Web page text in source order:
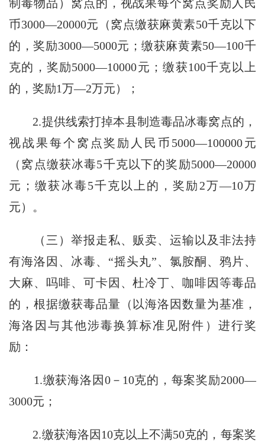
制毒物品）窝点的，视战果每个窝点奖励人民
币3000—20000元（窝点缴获麻黄素50千克以下
的，奖励3000—5000元；缴获麻黄素50—100千
克的，奖励5000—10000元；缴获100千克以上
的，奖励1万—2万元）；
2.提供线索打掉本县制造毒品冰毒窝点的，
视战果每个窝点奖励人民币5000—100000元
（窝点缴获冰毒5千克以下的奖励5000—20000
元；缴获冰毒5千克以上的，奖励2万—10万
元）。
（三）举报走私、贩卖、运输以及非法持
有海洛因、冰毒、“摇头丸”、氯胺酮、鸦片、
大麻、吗啡、可卡因、杜冷丁、咖啡因等毒品
的，根据缴获毒品量（以海洛因数量为基准，
海洛因与其他涉毒换算标准见附件）进行奖
励：
1.缴获海洛因0－10克的，每案奖励2000—
3000元；
2.缴获海洛因10克以上不满50克的，每案奖